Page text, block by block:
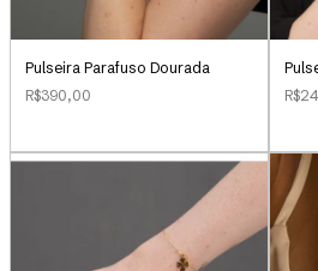
Pulseira Parafuso Dourada
R$390,00